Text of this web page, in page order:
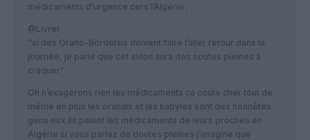
médicaments d’urgence cers l’Algérie ;
@Livrer
“si des Orano-Bordelais doivent faire l’aller retour dans la
journée, je parie que cet avion aura des soutes pleines à
craquer”
Oh n’exagérons rien les médicaments ça coute cher tout de
même en plus les oranais et les kabyles sont des honnêtes
gens eux ils paient les médicaments de leurs proches en
Algérie si vous parlez de doutes pleines j’imagine que